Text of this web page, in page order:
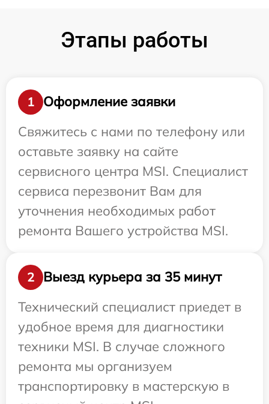
Этапы работы
1
Оформление заявки
Свяжитесь с нами по телефону или
оставьте заявку на сайте
сервисного центра MSI. Специалист
сервиса перезвонит Вам для
уточнения необходимых работ
ремонта Вашего устройства MSI.
2
Выезд курьера за 35 минут
Технический специалист приедет в
удобное время для диагностики
техники MSI. В случае сложного
ремонта мы организуем
транспортировку в мастерскую в